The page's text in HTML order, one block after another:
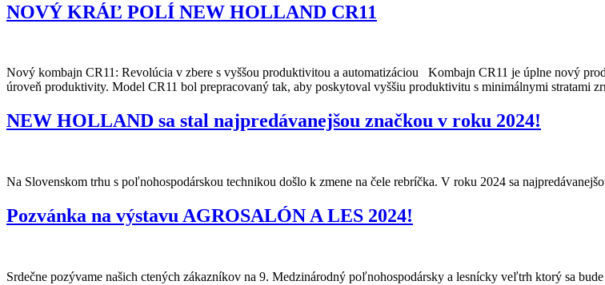
NOVÝ KRÁĽ POLÍ NEW HOLLAND CR11
Nový kombajn CR11: Revolúcia v zbere s vyššou produktivitou a automatizáciou Kombajn CR11 je úplne nový
úroveň produktivity. Model CR11 bol prepracovaný tak, aby poskytoval vyššiu produktivitu s minimálnymi stratami
NEW HOLLAND sa stal najpredávanejšou značkou v roku 2024!
Na Slovenskom trhu s poľnohospodárskou technikou došlo k zmene na čele rebríčka. V roku 2024 sa
Pozvánka na výstavu AGROSALÓN A LES 2024!
Srdečne pozývame našich ctených zákazníkov na 9. Medzinárodný poľnohospodársky a lesnícky veľtrh ktorý sa